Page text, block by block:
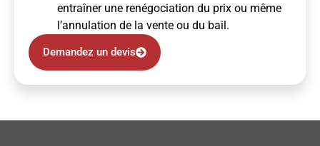
entraîner une renégociation du prix ou même
l’annulation de la vente ou du bail.
Demandez un devis